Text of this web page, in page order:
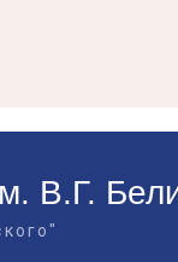
В.Г.